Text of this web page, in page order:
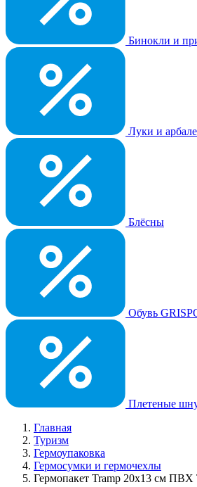
Бинокли и
Луки и
Блёсны
Обувь
Плетеные
Главная
Туризм
Гермоупаковка
Гермосумки и гермочехлы
Гермопакет Tramp 20х13 см